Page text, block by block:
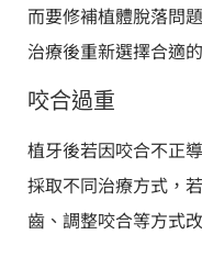
而要修補植體脫落問
治療後重新選擇合適
咬合過重
植牙後若因咬合不正
採取不同治療方式，
齒、調整咬合等方式